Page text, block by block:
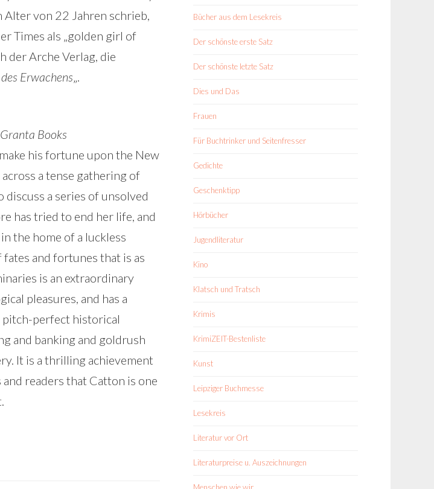
Alter von 22 Jahren schrieb,
Times als „golden girl of
der Arche Verlag, die
Erwachens„.
Books
his fortune upon the New
a tense gathering of
a series of unsolved
has tried to end her life, and
the home of a luckless
and fortunes that is as
is an extraordinary
pleasures, and has a
perfect historical
and banking and goldrush
It is a thrilling achievement
readers that Catton is one
Bücher aus dem Lesekreis
Der schönste erste Satz
Der schönste letzte Satz
Dies und Das
Frauen
Für Buchtrinker und Seitenfresser
Gedichte
Geschenktipp
Hörbücher
Jugendliteratur
Kino
Klatsch und Tratsch
Krimis
KrimiZEIT-Bestenliste
Kunst
Leipziger Buchmesse
Lesekreis
Literatur vor Ort
Literaturpreise u. Auszeichnungen